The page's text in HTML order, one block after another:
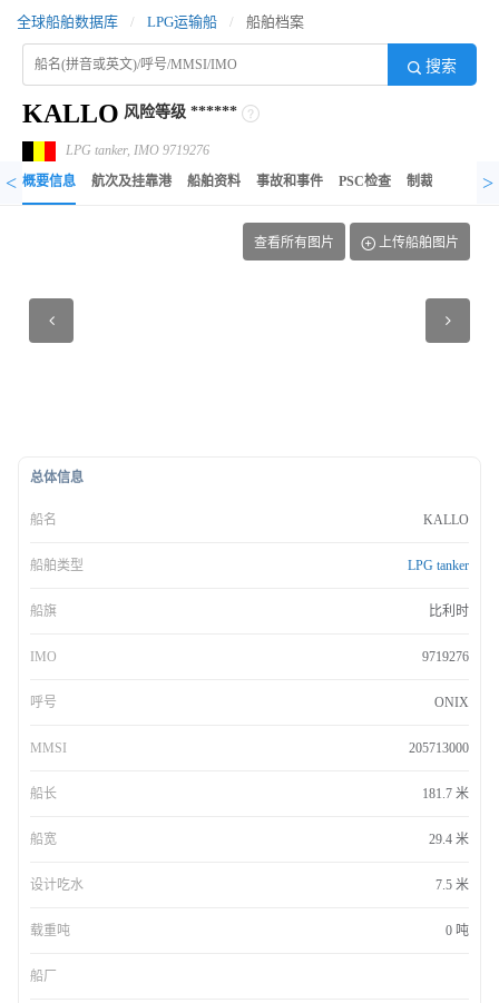
全球船舶数据库 / LPG运输船 / 船舶档案
搜索
KALLO 风险等级 ******
LPG tanker, IMO 9719276
< 概要信息 航次及挂靠港 船舶资料 事故和事件 PSC检查 制裁记录 异
>
总体信息
船名 KALLO
船舶类型 LPG tanker
船旗 比利时
IMO 9719276
呼号 ONIX
MMSI 205713000
船长 181.7 米
船宽 29.4 米
设计吃水 7.5 米
载重吨 0 吨
船厂
查看所有图片 上传船舶图片